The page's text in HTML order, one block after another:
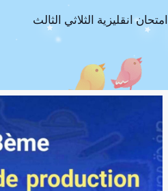
امتحان انقليزية الثلاثي الثالث